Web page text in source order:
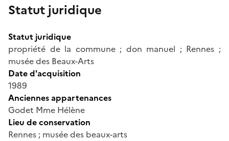
Statut juridique
Statut juridique
propriété de la commune ; don manuel ; Rennes ;
musée des Beaux-Arts
Date d'acquisition
1989
Anciennes appartenances
Godet Mme Hélène
Lieu de conservation
Rennes ; musée des beaux-arts